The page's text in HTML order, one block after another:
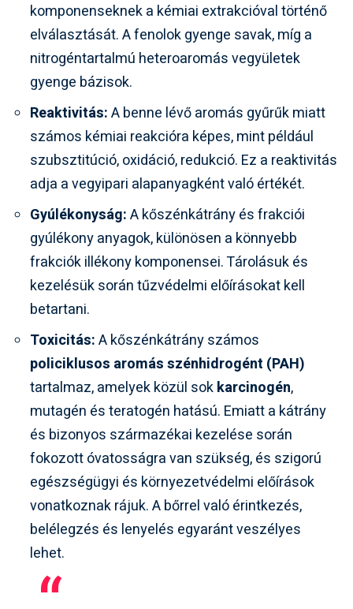
komponenseknek a kémiai extrakcióval történő
elválasztását. A fenolok gyenge savak, míg a
nitrogéntartalmú heteroaromás vegyületek
gyenge bázisok.
Reaktivitás:A benne lévő aromás gyűrűk miatt
számos kémiai reakcióra képes, mint például
szubsztitúció, oxidáció, redukció. Ez a reaktivitás
adja a vegyipari alapanyagként való értékét.
Gyúlékonyság:A kőszénkátrány és frakciói
gyúlékony anyagok, különösen a könnyebb
frakciók illékony komponensei. Tárolásuk és
kezelésük során tűzvédelmi előírásokat kell
betartani.
Toxicitás:A kőszénkátrány számos
policiklusos aromás szénhidrogént (PAH)
tartalmaz, amelyek közül sokkarcinogén,
mutagén és teratogén hatású. Emiatt a kátrány
és bizonyos származékai kezelése során
fokozott óvatosságra van szükség, és szigorú
egészségügyi és környezetvédelmi előírások
vonatkoznak rájuk. A bőrrel való érintkezés,
belélegzés és lenyelés egyaránt veszélyes
lehet.